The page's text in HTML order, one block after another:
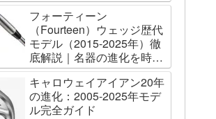
フォーティーン
（Fourteen）ウェッジ歴代
モデル（2015-2025年）徹
底解説｜名器の進化を時系
列で辿る
キャロウェイアイアン20年
の進化：2005-2025年モデ
ル完全ガイド